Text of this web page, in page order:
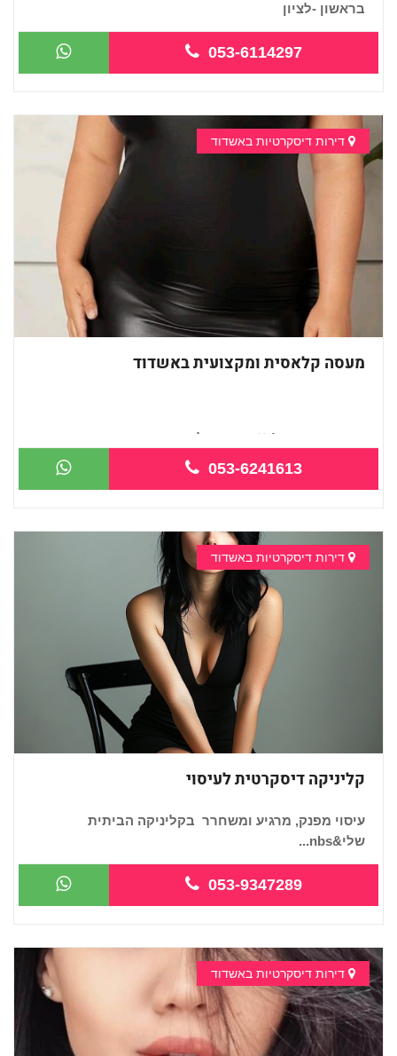
בראשון -לציון
מזמינה אותך למפגש ב...
053-6114297
דירות דיסקרטיות באשדוד
מעסה קלאסית ומקצועית באשדוד
חדשה באשדוד! ❤ מעסה קלאסית ומקצועית. ...
053-6241613
דירות דיסקרטיות באשדוד
קליניקה דיסקרטית לעיסוי
עיסוי מפנק, מרגיע ומשחרר בקליניקה הביתית
שלי&nbs...
053-9347289
דירות דיסקרטיות באשדוד